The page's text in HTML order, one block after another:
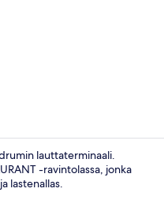
lauttaterminaali.
-ravintolassa, jonka
lastenallas.